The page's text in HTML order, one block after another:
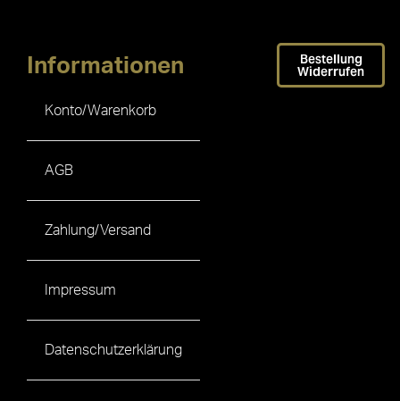
Informationen
Konto/Warenkorb
AGB
Zahlung/Versand
Impressum
Datenschutzerklärung
Bestellung
Widerrufen